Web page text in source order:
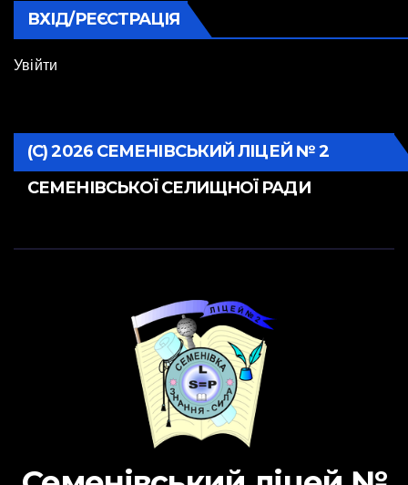
ВХІД/РЕЄСТРАЦІЯ
Увійти
(С) 2026 СЕМЕНІВСЬКИЙ ЛІЦЕЙ № 2
СЕМЕНІВСЬКОЇ СЕЛИЩНОЇ РАДИ